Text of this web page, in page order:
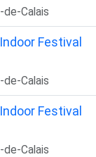
Calais
Festival
Calais
Festival
Calais